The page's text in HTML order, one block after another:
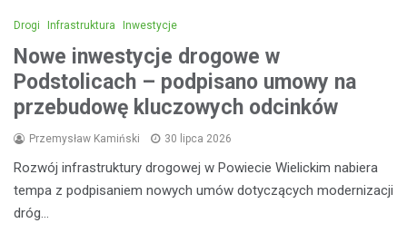
Drogi Infrastruktura Inwestycje
Nowe inwestycje drogowe w
Podstolicach – podpisano umowy na
przebudowę kluczowych odcinków
Przemysław Kamiński 30 lipca 2026
Rozwój infrastruktury drogowej w Powiecie Wielickim nabiera
tempa z podpisaniem nowych umów dotyczących modernizacji
dróg…